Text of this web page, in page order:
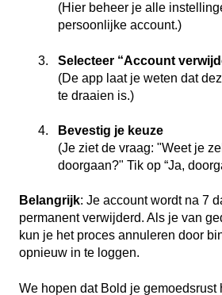
(Hier beheer je alle
persoonlijke account.)
Selecteer “Account
(De app laat je weten dat
te draaien is.)
Bevestig je keuze
(Je ziet de vraag: "Weet je
doorgaan?" Tik op “Ja,
Belangrijk: Je account wordt na 7
permanent verwijderd. Als je van
kun je het proces annuleren door
opnieuw in te loggen.
We hopen dat Bold je gemoedsrust